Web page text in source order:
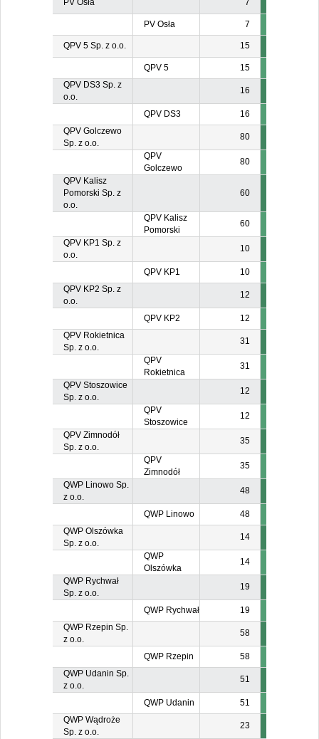
PV Osła 7
PV Osła 7
QPV 5 Sp. z o.o. 15
QPV 5
15
QPV DS3 Sp. z
o.o.
16
QPV DS3
16
QPV Golczewo
Sp. z o.o.
80
QPV
Golczewo
80
QPV Kalisz
Pomorski Sp. z
o.o.
60
QPV Kalisz
Pomorski
60
QPV KP1 Sp. z
o.o.
10
QPV KP1
10
QPV KP2 Sp. z
o.o.
12
QPV KP2
12
QPV Rokietnica
Sp. z o.o.
31
QPV
Rokietnica
31
QPV Stoszowice
Sp. z o.o.
12
QPV
Stoszowice
12
QPV Zimnodół
Sp. z o.o.
35
QPV
Zimnodół
35
QWP Linowo Sp.
z o.o.
48
QWP Linowo
48
QWP Olszówka
Sp. z o.o.
14
QWP
Olszówka
14
QWP Rychwał
Sp. z o.o.
19
QWP Rychwał
19
QWP Rzepin Sp.
z o.o.
58
QWP Rzepin
58
QWP Udanin Sp.
z o.o.
51
QWP Udanin
51
QWP Wądroże
Sp. z o.o.
23